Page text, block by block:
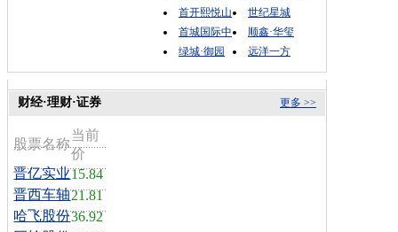
首开熙悦山
世纪星城
首城国际中
顺鑫·华玺
绿城·御园
远洋一方
更多 >>
财经·理财·证券
股票名称
当前
价
晋亿实业15.84
晋西车轴21.81
哈飞股份36.92